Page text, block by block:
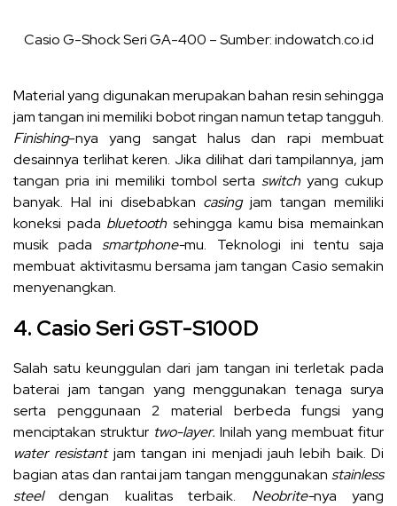
Casio G-Shock Seri GA-400 – Sumber: indowatch.co.id
Material yang digunakan merupakan bahan resin sehingga
jam tangan ini memiliki bobot ringan namun tetap tangguh.
Finishing-nya yang sangat halus dan rapi membuat
desainnya terlihat keren. Jika dilihat dari tampilannya, jam
tangan pria ini memiliki tombol sertaswitchyang cukup
banyak. Hal ini disebabkan casingjam tangan memiliki
koneksi pada bluetoothsehingga kamu bisa memainkan
musik padasmartphone-mu. Teknologi ini tentu saja
membuat aktivitasmu bersama jam tangan Casio semakin
menyenangkan.
4. Casio Seri GST-S100D
Salah satu keunggulan dari jam tangan ini terletak pada
baterai jam tangan yang menggunakan tenaga surya
serta penggunaan 2 material berbeda fungsi yang
menciptakan struktur two-layer. Inilah yang membuat fitur
water resistantjam tangan ini menjadi jauh lebih baik. Di
bagian atas dan rantai jam tangan menggunakan stainless
steeldengan kualitas terbaik. Neobrite-nya
yang